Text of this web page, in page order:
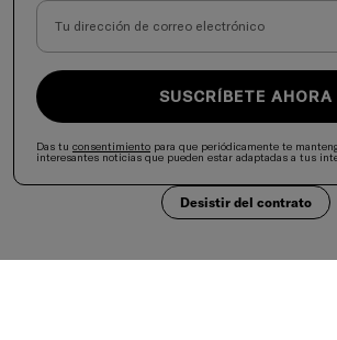
SUSCRÍBETE AHORA
Das tu consentimiento para que periódicamente te
interesantes noticias que pueden estar adaptadas a tus
Desistir del contrato